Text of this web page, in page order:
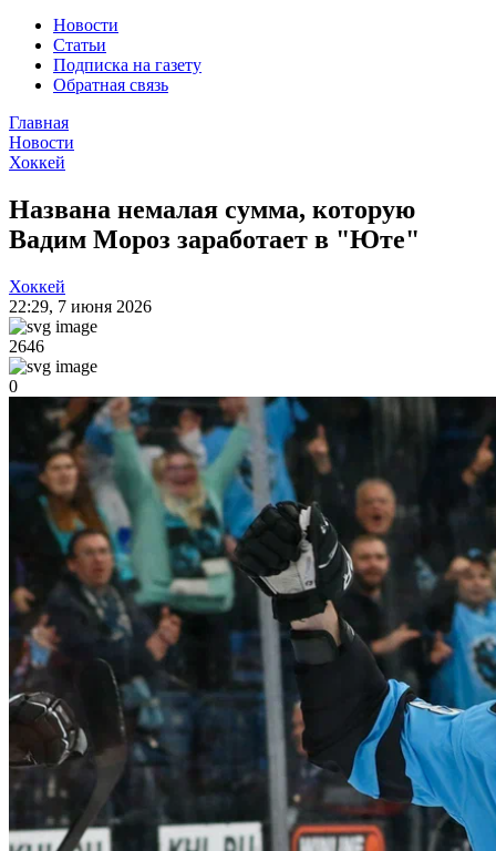
Новости
Статьи
Подписка на газету
Обратная связь
Главная
Новости
Хоккей
Названа немалая сумма, которую
Вадим Мороз заработает в "Юте"
Хоккей
22:29, 7 июня 2026
2646
0